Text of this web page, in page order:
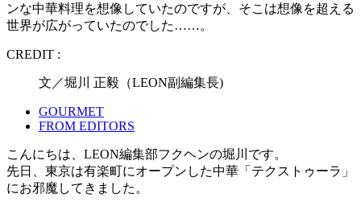
ンな中華料理を想像していたのですが、そこは想像を超える
世界が広がっていたのでした……。
CREDIT :
文／堀川 正毅（LEON副編集長)
GOURMET
FROM EDITORS
こんにちは、LEON編集部フクヘンの堀川です。
先日、東京は有楽町にオープンした中華「テクストゥーラ」
にお邪魔してきました。